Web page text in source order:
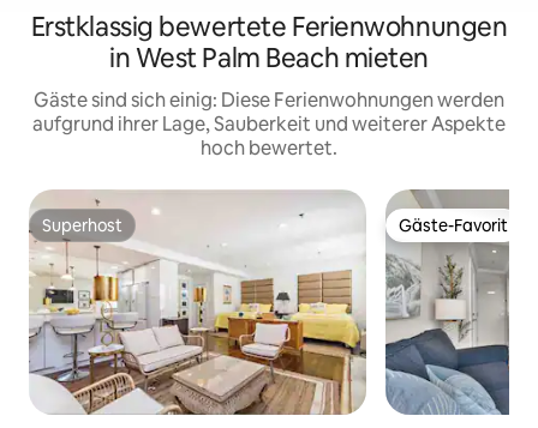
Erstklassig bewertete Ferienwohnungen
in West Palm Beach mieten
Gäste sind sich einig: Diese Ferienwohnungen werden
aufgrund ihrer Lage, Sauberkeit und weiterer Aspekte
hoch bewertet.
Superhost
Superhost Gäste-Favorit
Gäste-Favorit